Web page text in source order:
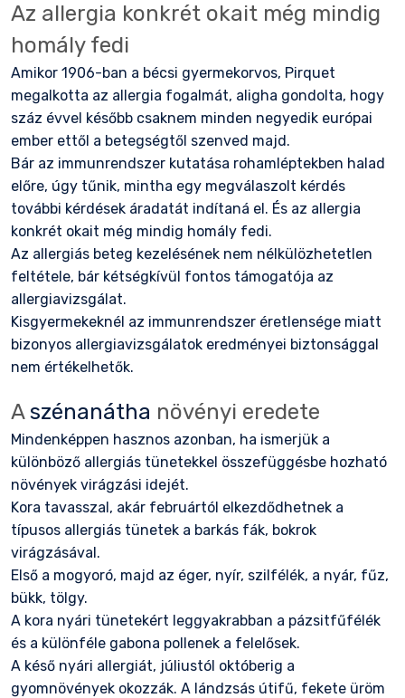
Az allergia konkrét okait még mindig
homály fedi
Amikor 1906-ban a bécsi gyermekorvos, Pirquet
megalkotta az allergia fogalmát, aligha gondolta, hogy
száz évvel később csaknem minden negyedik európai
ember ettől a betegségtől szenved majd.
Bár az immunrendszer kutatása rohamléptekben halad
előre, úgy tűnik, mintha egy megválaszolt kérdés
további kérdések áradatát indítaná el. És az allergia
konkrét okait még mindig homály fedi.
Az allergiás beteg kezelésének nem nélkülözhetetlen
feltétele, bár kétségkívül fontos támogatója az
allergiavizsgálat.
Kisgyermekeknél az immunrendszer éretlensége miatt
bizonyos allergiavizsgálatok eredményei biztonsággal
nem értékelhetők.
Aszénanátha növényi eredete
Mindenképpen hasznos azonban, ha ismerjük a
különböző allergiás tünetekkel összefüggésbe hozható
növények virágzási idejét.
Kora tavasszal, akár februártól elkezdődhetnek a
típusos allergiás tünetek a barkás fák, bokrok
virágzásával.
Első a mogyoró, majd az éger, nyír, szilfélék, a nyár, fűz,
bükk, tölgy.
A kora nyári tünetekért leggyakrabban a pázsitfűfélék
és a különféle gabona pollenek a felelősek.
A késő nyári allergiát, júliustól októberig a
gyomnövények okozzák. A lándzsás útifű, fekete üröm